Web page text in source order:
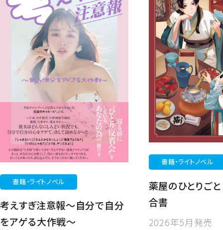
書籍・ライトノベル
考えすぎ注意報～自分で自分
をアゲる大作戦～
書籍・ライトノベル
薬屋のひとりご
合書
2026年5月発売